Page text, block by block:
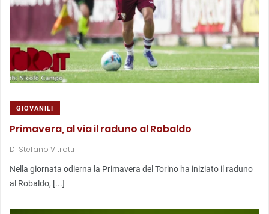
GIOVANILI
Primavera, al via il raduno al Robaldo
Di Stefano Vitrotti
Nella giornata odierna la Primavera del Torino ha iniziato il raduno
al Robaldo, [...]